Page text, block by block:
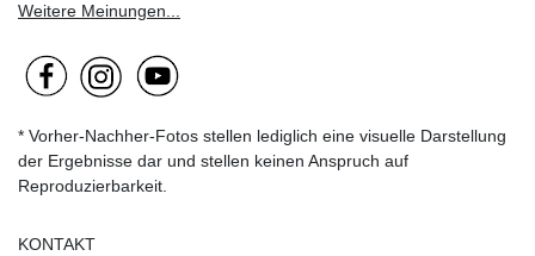
Weitere Meinungen...
* Vorher-Nachher-Fotos stellen lediglich eine visuelle Darstellung
der Ergebnisse dar und stellen keinen Anspruch auf
Reproduzierbarkeit.
KONTAKT